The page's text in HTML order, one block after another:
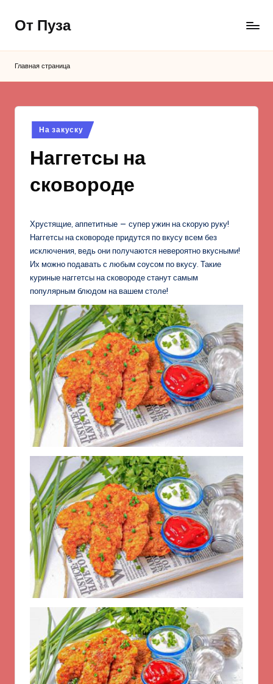
Перейти
содержимому
От Пуза
вкусные
Главная страница
Опубликовано
в
На закуску
Наггетсы на
сковороде
Хрустящие, аппетитные — супер ужин на скорую руку!
Наггетсы на сковороде придутся по вкусу всем без
исключения, ведь они получаются невероятно вкусными!
Их можно подавать с любым соусом по вкусу. Такие
куриные наггетсы на сковороде станут самым
популярным блюдом на вашем столе!